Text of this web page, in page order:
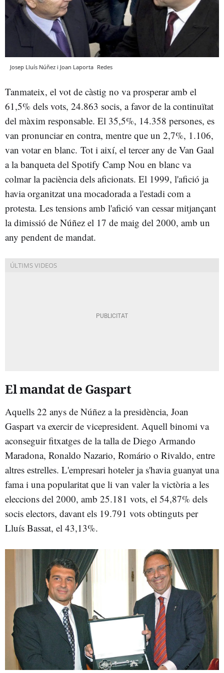
Josep Lluís Núñez i Joan Laporta Redes
Tanmateix, el vot de càstig no va prosperar amb el
61,5% dels vots, 24.863 socis, a favor de la continuïtat
del màxim responsable. El 35,5%, 14.358 persones, es
van pronunciar en contra, mentre que un 2,7%, 1.106,
van votar en blanc. Tot i així, el tercer any de Van Gaal
a la banqueta del Spotify Camp Nou en blanc va
colmar la paciència dels aficionats. El 1999, l'afició ja
havia organitzat una mocadorada a l'estadi com a
protesta. Les tensions amb l'afició van cessar mitjançant
la dimissió de Núñez el 17 de maig del 2000, amb un
any pendent de mandat.
El mandat de Gaspart
Aquells 22 anys de Núñez a la presidència, Joan
Gaspart va exercir de vicepresident. Aquell binomi va
aconseguir fitxatges de la talla de Diego Armando
Maradona, Ronaldo Nazario, Romário o Rivaldo, entre
altres estrelles. L'empresari hoteler ja s'havia guanyat una
fama i una popularitat que li van valer la victòria a les
eleccions del 2000, amb 25.181 vots, el 54,87% dels
socis electors, davant els 19.791 vots obtinguts per
Lluís Bassat, el 43,13%.